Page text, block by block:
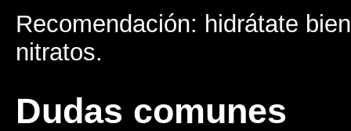
Recomendación: hidrátate
nitratos.
Dudas comunes